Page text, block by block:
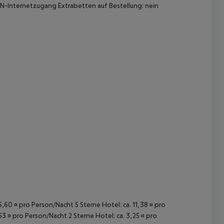
Internetzugang Extrabetten auf Bestellung: nein
¤ pro Person/Nacht 5 Sterne Hotel: ca. 11,38 ¤ pro
¤ pro Person/Nacht 2 Sterne Hotel: ca. 3,25 ¤ pro